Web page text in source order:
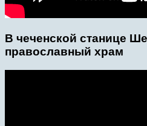
В чеченской станице
православный храм